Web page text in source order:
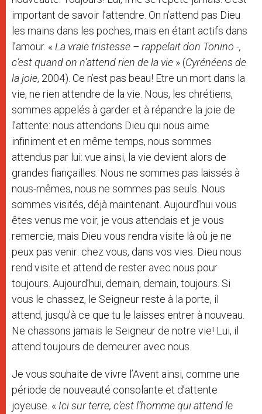
important de savoir l’attendre. On n’attend pas Dieu
les mains dans les poches, mais en étant actifs dans
l’amour. « La vraie tristesse – rappelait don Tonino -,
c’est quand on n’attend rien de la vie » (Cyrénéens de
la joie, 2004). Ce n’est pas beau! Etre un mort dans la
vie, ne rien attendre de la vie. Nous, les chrétiens,
sommes appelés à garder et à répandre la joie de
l’attente: nous attendons Dieu qui nous aime
infiniment et en même temps, nous sommes
attendus par lui: vue ainsi, la vie devient alors de
grandes fiançailles. Nous ne sommes pas laissés à
nous-mêmes, nous ne sommes pas seuls. Nous
sommes visités, déjà maintenant. Aujourd’hui vous
êtes venus me voir, je vous attendais et je vous
remercie, mais Dieu vous rendra visite là où je ne
peux pas venir: chez vous, dans vos vies. Dieu nous
rend visite et attend de rester avec nous pour
toujours. Aujourd’hui, demain, demain, toujours. Si
vous le chassez, le Seigneur reste à la porte, il
attend, jusqu’à ce que tu le laisses entrer à nouveau.
Ne chassons jamais le Seigneur de notre vie! Lui, il
attend toujours de demeurer avec nous.
Je vous souhaite de vivre l’Avent ainsi, comme une
période de nouveauté consolante et d’attente
joyeuse. « Ici sur terre, c’est l’homme qui attend le